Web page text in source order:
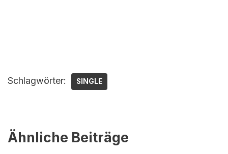
Schlagwörter: SINGLE
Ähnliche Beiträge